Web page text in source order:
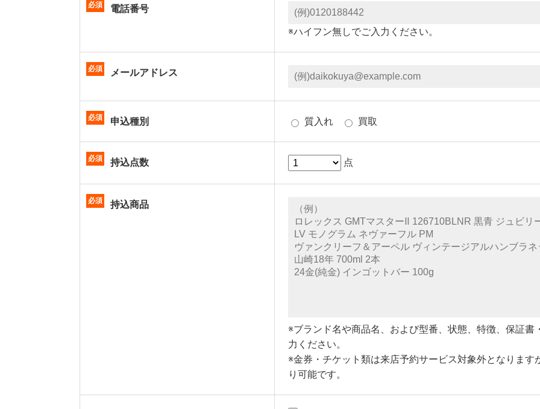
必須 電話番号
※ハイフン無しでご入力ください。
必須 メールアドレス
必須 申込種別 質入れ 買取
必須 持込点数 点
必須 持込商品
※ブランド名や商品名、および型番、状態、特徴、保証
力ください。
※金券・チケット類は来店予約サービス対象外となりま
り可能です。